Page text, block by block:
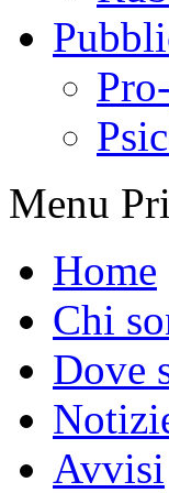
Menu
Home
Chi
Dove
Avvisi